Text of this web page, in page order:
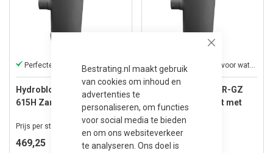
Bestrating.nl maakt gebruik
van cookies om inhoud en
advertenties te
personaliseren, om functies
voor social media te bieden
en om ons websiteverkeer
te analyseren. Ons doel is
Hydroblob ZVP-MR-VZ
615H Zandvangput met
loofscheider Ø 20cm, in-
en uitlaat Ø 100mm
Prijs per stuk
469,25
Hydroblob ZVP-MR-GZ
615H Zandvangput met
loofscheider Ø 20cm, in-
en uitlaat Ø 100mm
Prijs per stuk
499,95